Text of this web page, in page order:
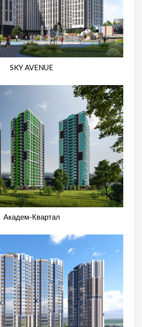
SKY AVENUE
Академ-Квартал